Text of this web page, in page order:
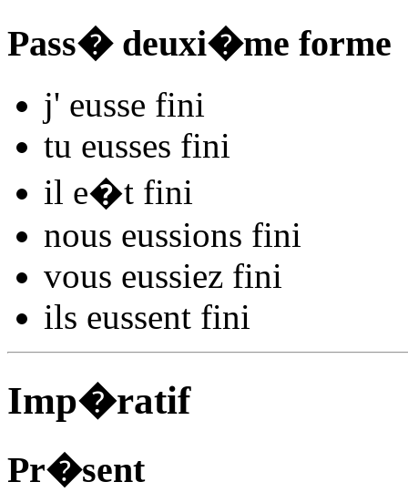
Pass� deuxi�me forme
j' eusse fini
tu eusses fini
il e�t fini
nous eussions fini
vous eussiez fini
ils eussent fini
Imp�ratif
Pr�sent